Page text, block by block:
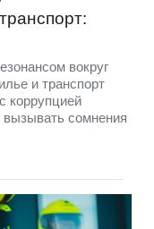
вокруг
и транспорт
коррупцией
вызывать сомнения